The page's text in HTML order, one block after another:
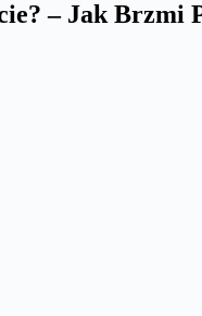
– Jak Brzmi